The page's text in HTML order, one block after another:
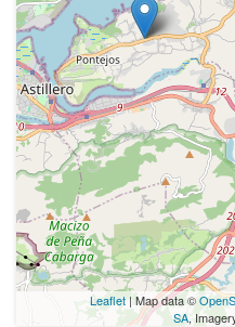
Leaflet | Map data ©
SA,